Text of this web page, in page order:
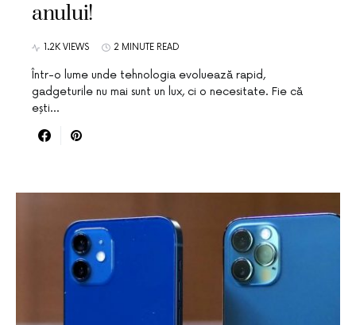
anului!
1.2K VIEWS 2 MINUTE READ
Într-o lume unde tehnologia evoluează rapid,
gadgeturile nu mai sunt un lux, ci o necesitate. Fie că
ești…